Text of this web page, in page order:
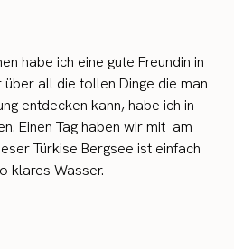
habe ich eine gute Freundin in
all die tollen Dinge die man
entdecken kann, habe ich in
Einen Tag haben wir mit am
Türkise Bergsee ist einfach
klares Wasser.